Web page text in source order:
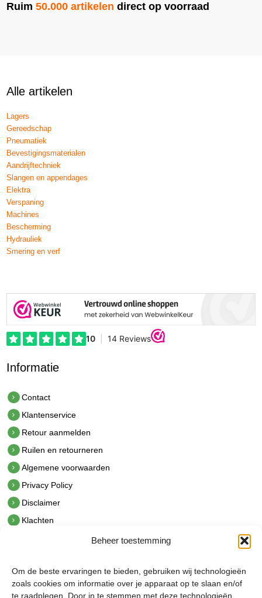
Beheer toestemming
Om de beste ervaringen te bieden, gebruiken wij technologieën
zoals cookies om informatie over je apparaat op te slaan en/of
te raadplegen. Door in te stemmen met deze technologieën
Ruim50.000 artikelen direct op voorraad
Alle artikelen
Lagers
Gereedschap
Pneumatiek
Bevestigingsmaterialen
Aandrijftechniek
Slangen en appendages
Elektra
Verspaning
Machines
Bescherming
Hydrauliek
Smering en verf
Informatie
Contact
Klantenservice
Retour aanmelden
Ruilen en retourneren
Algemene voorwaarden
Privacy Policy
Disclaimer
Klachten
hetindustriehuis B.V.
De Hoek 1 1601 MR Enkhuizen
t.0228 53 00 40